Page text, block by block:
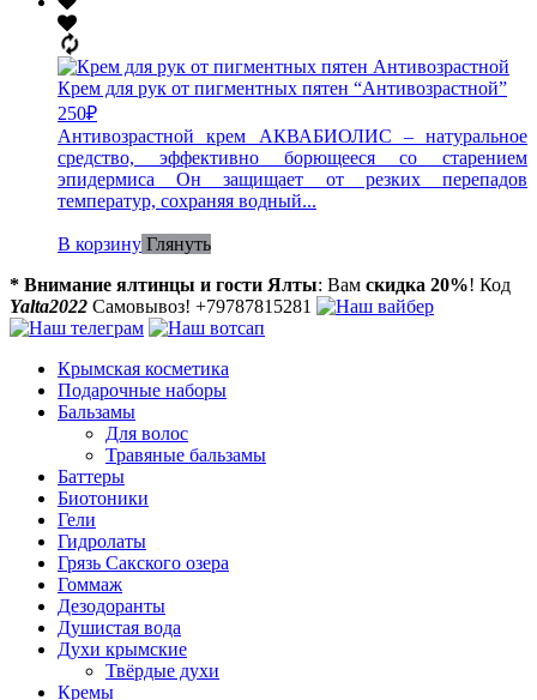
Крем для рук от пигментных пятен “Антивозрастной”
250₽
Антивозрастной крем АКВАБИОЛИС – натуральное
средство, эффективно борющееся со старением
эпидермиса Он защищает от резких перепадов
температур, сохраняя водный...
В корзину Глянуть
* Внимание ялтинцы и гости Ялты: Вам скидка 20%! Код
Yalta2022 Самовывоз! +79787815281
Крымская косметика
Подарочные наборы
Бальзамы
Для волос
Травяные бальзамы
Баттеры
Биотоники
Гели
Гидролаты
Грязь Сакского озера
Гоммаж
Дезодоранты
Душистая вода
Духи крымские
Твёрдые духи
Кремы